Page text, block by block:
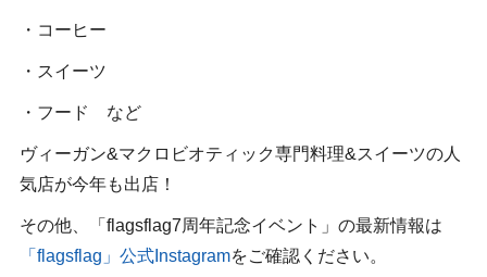
・コーヒー
・スイーツ
・フード など
ヴィーガン&マクロビオティック専門料理&スイーツの人
気店が今年も出店！
その他、「flagsflag7周年記念イベント」の最新情報は
「flagsflag」公式Instagramをご確認ください。